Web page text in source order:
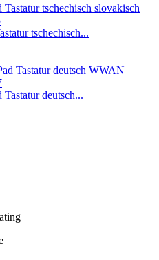
tschechisch...
deutsch...